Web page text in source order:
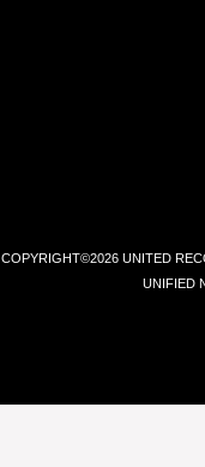
COPYRIGHT©2026 UNITED
UNIFIED